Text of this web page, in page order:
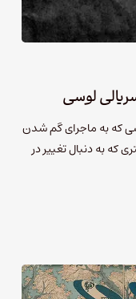
لوسی
که به ماجرای گم شدن
که به دنبال تغییر در